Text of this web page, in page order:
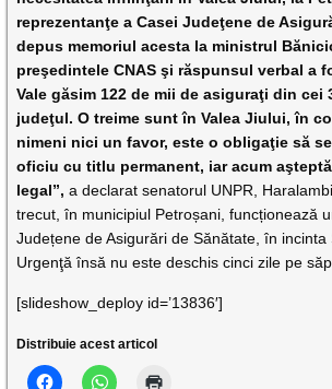
reprezentanţe a Casei Judeţene de
depus memoriul acesta la ministrul
preşedintele CNAS şi răspunsul verbal a
Vale găsim 122 de mii de asiguraţi din cei
judeţul. O treime sunt în Valea Jiului, în
nimeni nici un favor, este o obligaţie să
oficiu cu titlu permanent, iar acum
legal”, a declarat senatorul UNPR,
trecut, în municipiul Petroșani, funcționează
Județene de Asigurări de Sănătate, în incinta
Urgenţă însă nu este deschis cinci zile pe
[slideshow_deploy id=’13836′]
Distribuie acest articol